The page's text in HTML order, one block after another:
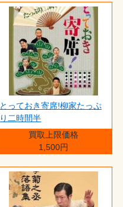
とっておき寄席!柳家たっぷ
り二時間半
買取上限価格
1,500円